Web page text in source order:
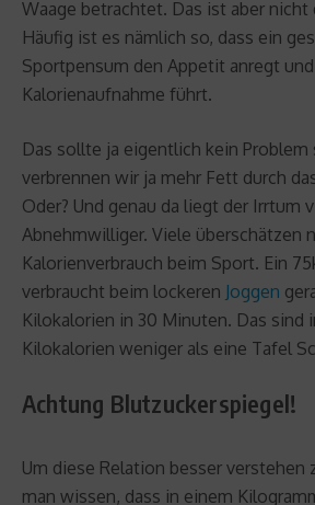
Waage betrachtet. Das ist aber nicht
Häufig ist es nämlich so, dass ein
Sportpensum den Appetit anregt
Kalorienaufnahme führt.
Das sollte ja eigentlich kein
verbrennen wir ja mehr Fett durch
Oder? Und genau da liegt der Irrtum
Abnehmwilliger. Viele überschätzen
Kalorienverbrauch beim Sport. Ein
verbraucht beim lockeren Joggen
Kilokalorien in 30 Minuten. Das sind
Kilokalorien weniger als eine Tafel
Achtung Blutzuckerspiegel!
Um diese Relation besser verstehen
man wissen, dass in einem